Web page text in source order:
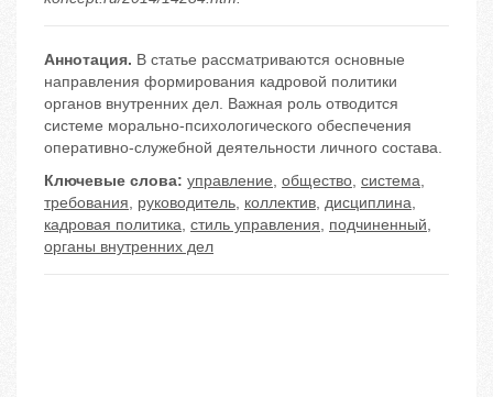
Аннотация. В статье рассматриваются основные
направления формирования кадровой политики
органов внутренних дел. Важная роль отводится
системе морально-психологического обеспечения
оперативно-служебной деятельности личного состава.
Ключевые слова: управление, общество, система,
требования, руководитель, коллектив, дисциплина,
кадровая политика, стиль управления, подчиненный,
органы внутренних дел